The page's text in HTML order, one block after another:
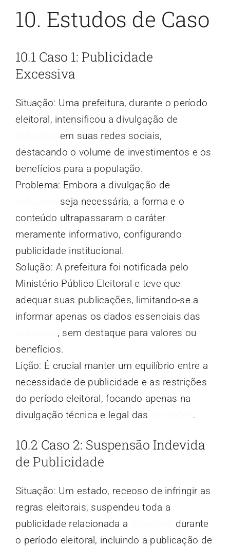
10. Estudos de Caso
10.1 Caso 1: Publicidade
Excessiva
Situação: Uma prefeitura, durante o período
eleitoral, intensificou a divulgação de
em suas redes sociais,
destacando o volume de investimentos e os
benefícios para a população.
Problema: Embora a divulgação de
seja necessária, a forma e o
conteúdo ultrapassaram o caráter
meramente informativo, configurando
publicidade institucional.
Solução: A prefeitura foi notificada pelo
Ministério Público Eleitoral e teve que
adequar suas publicações, limitando-se a
informar apenas os dados essenciais das
, sem destaque para valores ou
benefícios.
Lição: É crucial manter um equilíbrio entre a
necessidade de publicidade e as restrições
do período eleitoral, focando apenas na
divulgação técnica e legal das
.
10.2 Caso 2: Suspensão Indevida
de Publicidade
Situação: Um estado, receoso de infringir as
regras eleitorais, suspendeu toda a
publicidade relacionada a
durante
o período eleitoral, incluindo a publicação de